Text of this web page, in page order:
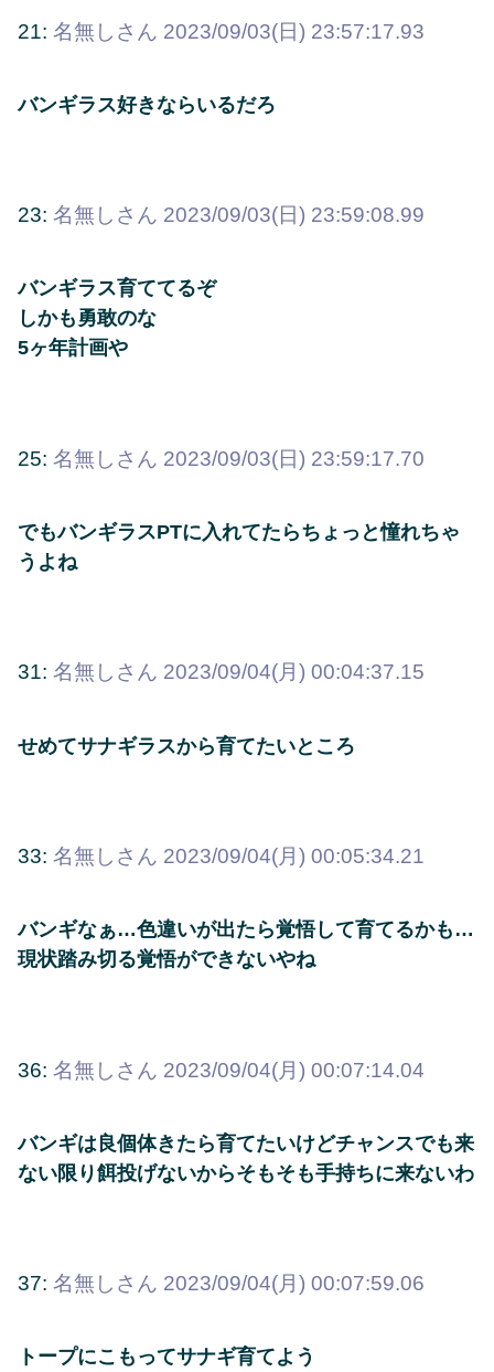
21: 名無しさん 2023/09/03(日) 23:57:17.93
バンギラス好きならいるだろ
23: 名無しさん 2023/09/03(日) 23:59:08.99
バンギラス育ててるぞ
しかも勇敢のな
5ヶ年計画や
25: 名無しさん 2023/09/03(日) 23:59:17.70
でもバンギラスPTに入れてたらちょっと憧れちゃ
うよね
31: 名無しさん 2023/09/04(月) 00:04:37.15
せめてサナギラスから育てたいところ
33: 名無しさん 2023/09/04(月) 00:05:34.21
バンギなぁ…色違いが出たら覚悟して育てるかも…
現状踏み切る覚悟ができないやね
36: 名無しさん 2023/09/04(月) 00:07:14.04
バンギは良個体きたら育てたいけどチャンスでも来
ない限り餌投げないからそもそも手持ちに来ないわ
37: 名無しさん 2023/09/04(月) 00:07:59.06
トープにこもってサナギ育てよう